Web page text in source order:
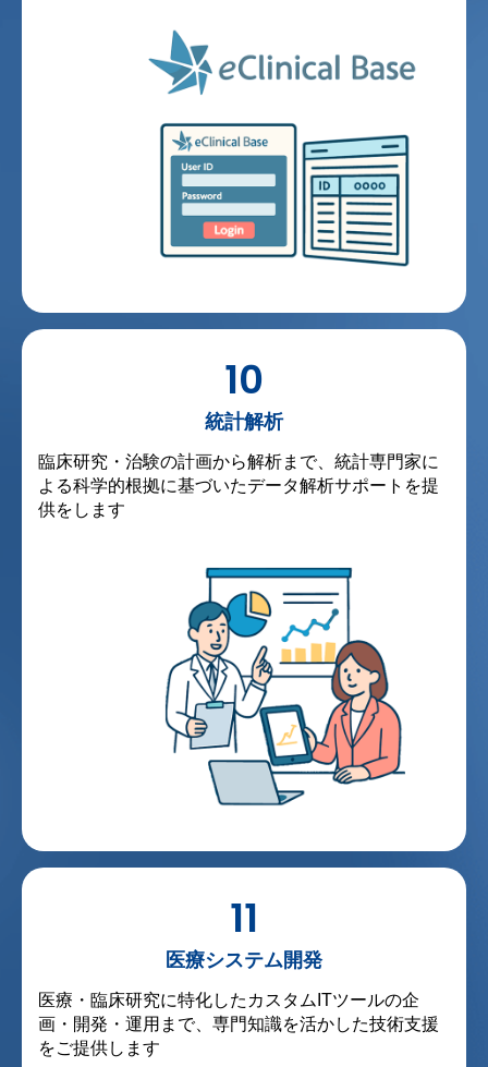
10
統計解析
臨床研究・治験の計画から解析まで、統計専門家に
よる科学的根拠に基づいたデータ解析サポートを提
供をします
11
医療システム開発
医療・臨床研究に特化したカスタムITツールの企
画・開発・運用まで、専門知識を活かした技術支援
をご提供します